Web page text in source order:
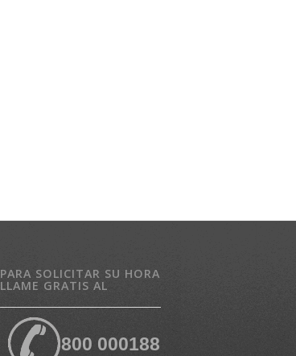
PARA SOLICITAR SU HORA
LLAME GRATIS AL
800 000188